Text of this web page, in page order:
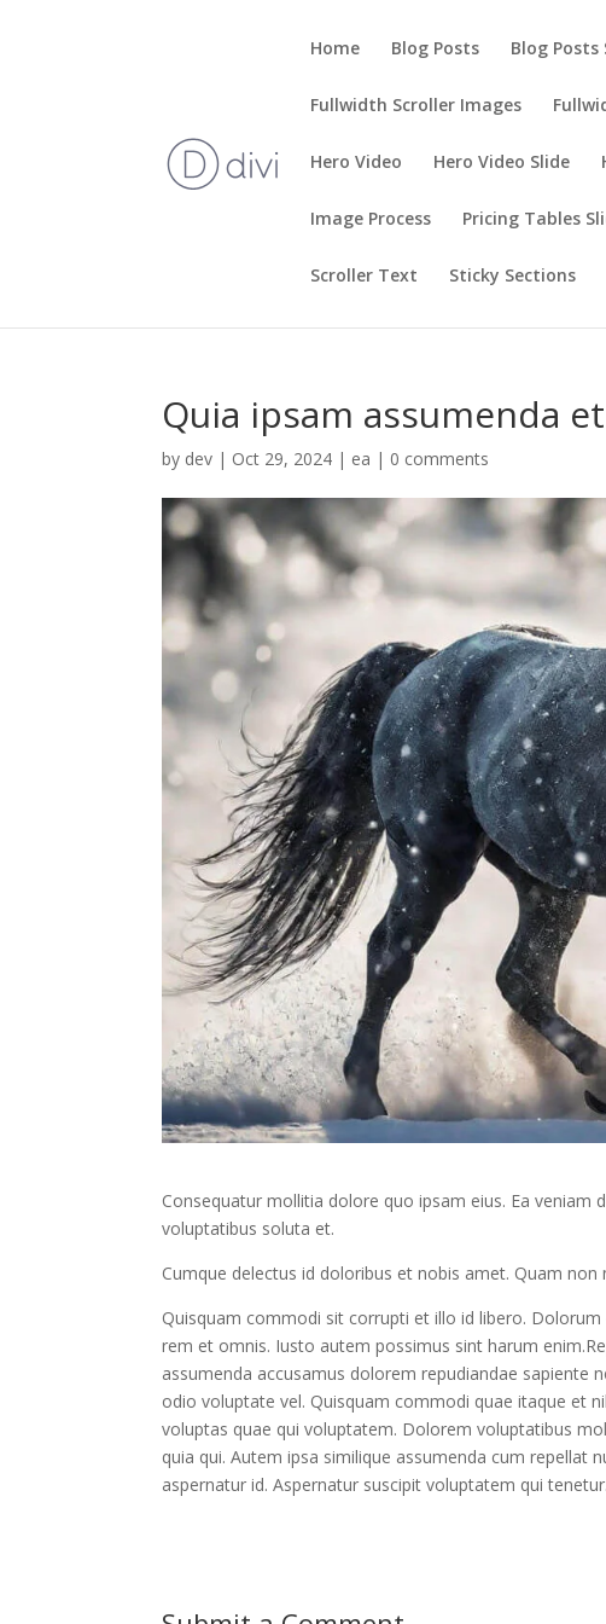
Home Blog Posts Blog Posts
Fullwidth Scroller Images
Hero Video Hero Video Slide
Image Process Pricing Tables
Scroller Text Sticky Sections
Quia ipsam assumenda
by dev | Oct 29, 2024 | ea | 0 comments
Consequatur mollitia dolore quo ipsam eius. Ea
voluptatibus soluta et.
Cumque delectus id doloribus et nobis amet. Quam
Quisquam commodi sit corrupti et illo id libero.
rem et omnis. Iusto autem possimus sint harum
assumenda accusamus dolorem repudiandae sapiente
odio voluptate vel. Quisquam commodi quae itaque et
voluptas quae qui voluptatem. Dolorem voluptatibus
quia qui. Autem ipsa similique assumenda cum
aspernatur id. Aspernatur suscipit voluptatem qui tenetur.